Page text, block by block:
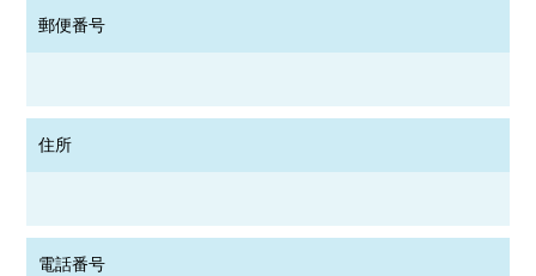
郵便番号
住所
電話番号